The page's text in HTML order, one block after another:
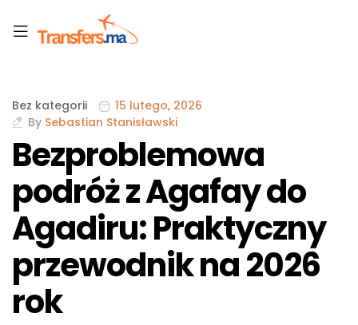
Bez kategorii
15 lutego, 2026
By Sebastian Stanisławski
Bezproblemowa
podróż z Agafay do
Agadiru: Praktyczny
przewodnik na 2026
rok